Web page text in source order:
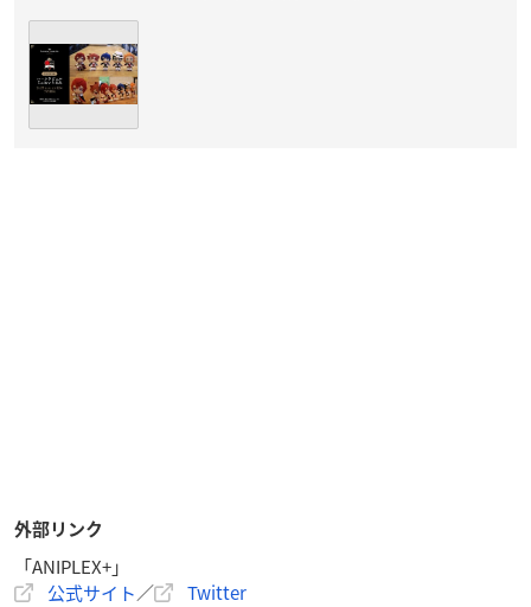
外部リンク
「ANIPLEX+」
公式サイト／ Twitter